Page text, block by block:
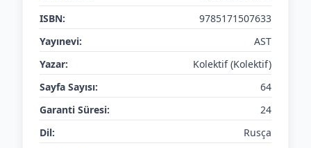
ISBN:
9785171507633
Yayınevi:
AST
Yazar:
Kolektif (Kolektif)
Sayfa Sayısı:
64
Garanti Süresi:
24
Dil:
Rusça